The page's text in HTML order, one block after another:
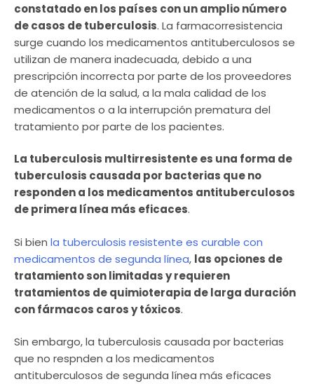
constatado en los países con un amplio número
de casos de tuberculosis. La farmacorresistencia
surge cuando los medicamentos antituberculosos se
utilizan de manera inadecuada, debido a una
prescripción incorrecta por parte de los proveedores
de atención de la salud, a la mala calidad de los
medicamentos o a la interrupción prematura del
tratamiento por parte de los pacientes.
La tuberculosis multirresistente es una forma de
tuberculosis causada por bacterias que no
responden a los medicamentos antituberculosos
de primera línea más eficaces.
Si bien la tuberculosis resistente es curable con
medicamentos de segunda línea, las opciones de
tratamiento son limitadas y requieren
tratamientos de quimioterapia de larga duración
con fármacos caros y tóxicos.
Sin embargo, la tuberculosis causada por bacterias
que no respnden a los medicamentos
antituberculosos de segunda línea más eficaces